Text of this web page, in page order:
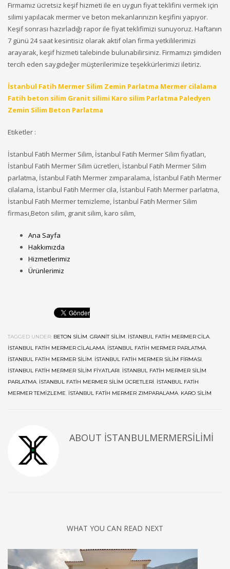
Firmamız ücretsiz keşif hizmeti ile en uygun fiyat teklifini vermek için
silimi yapılacak mermer ve beton mekanlarınızın keşifini yapıyor.
Keşif sonrası hazırladığı rapor ile fiyat teklifimizi sunuyoruz. Haftanın
7 günü 24 saat kesintisiz olarak aktif olan firma yetkililerimizi
arayarak, keşif hizmeti talebinde bulunabilirsiniz. Firmamızı şimdiden
tercih eden saygıdeğer müşterilerimize teşekkürlerimizi iletiriz.
İstanbul Fatih Mermer Silim Zemin Parlatma Mermer cilalama
Fatih beton silim Granit silimi Karo silim Parlatma Paledyen
Zemin Silim Beton Parlatma
Etiketler :
İstanbul Fatih Mermer Silim, İstanbul Fatih Mermer Silim fiyatları,
İstanbul Fatih Mermer Silim ücretleri, İstanbul Fatih Mermer Silim
parlatma, İstanbul Fatih Mermer zımparalama, İstanbul Fatih Mermer
cilalama, İstanbul Fatih Mermer cila, İstanbul Fatih Mermer parlatma,
İstanbul Fatih Mermer temizleme, İstanbul Fatih Mermer Silim
firması,Beton silim, granit silim, karo silim,
Ana Sayfa
Hakkımızda
Hizmetlerimiz
Ürünlerimiz
TAGGED UNDER: BETON SILIM, GRANIT SILIM, İSTANBUL FATIH MERMER CILA,
İSTANBUL FATIH MERMER CILALAMA, İSTANBUL FATIH MERMER PARLATMA,
İSTANBUL FATIH MERMER SILIM, İSTANBUL FATIH MERMER SILIM FIRMASI,
İSTANBUL FATIH MERMER SILIM FIYATLARI, İSTANBUL FATIH MERMER SILIM
PARLATMA, İSTANBUL FATIH MERMER SILIM ÜCRETLERI, İSTANBUL FATIH
MERMER TEMIZLEME, İSTANBUL FATIH MERMER ZIMPARALAMA, KARO SILIM
ABOUT ISTANBULMERMERSILIMI
WHAT YOU CAN READ NEXT